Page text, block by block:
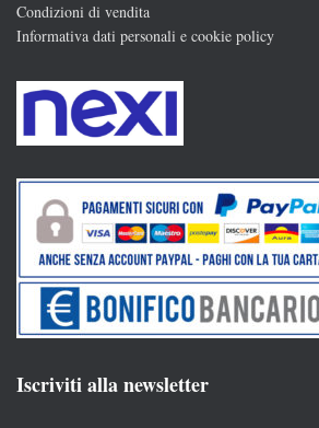
Condizioni di vendita
Informativa dati personali e cookie policy
Iscriviti alla newsletter